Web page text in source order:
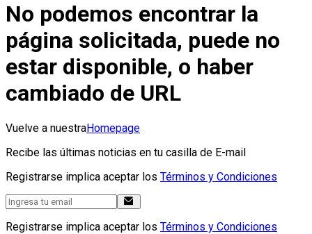
No podemos encontrar la
página solicitada, puede no
estar disponible, o haber
cambiado de URL
Vuelve a nuestraHomepage
Recibe las últimas noticias en tu casilla de E-mail
Registrarse implica aceptar los Términos y Condiciones
Registrarse implica aceptar los Términos y Condiciones